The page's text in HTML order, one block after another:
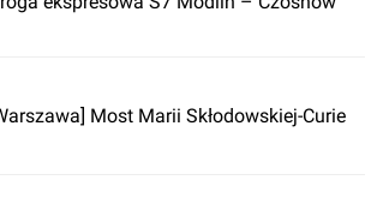
Most Marii Skłodowskiej-Curie